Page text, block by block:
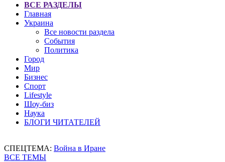
ВСЕ РАЗДЕЛЫ
Главная
Украина
Все новости раздела
События
Политика
Город
Мир
Бизнес
Спорт
Lifestyle
Шоу-биз
Наука
БЛОГИ ЧИТАТЕЛЕЙ
СПЕЦТЕМА: Война в Иране
ВСЕ ТЕМЫ